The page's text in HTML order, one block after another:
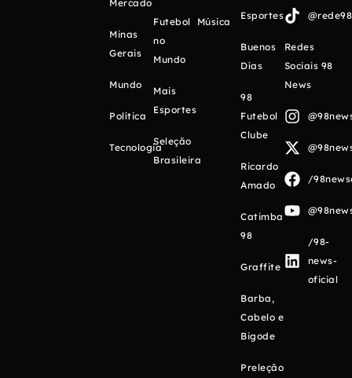
Mercado
Minas
Gerais
Mundo
Política
Tecnologia
Futebol
no
Mundo
Mais
Esportes
Seleção
Brasileira
Música
Esportes
Buenos
Días
98
Futebol
Clube
Ricardo
Amado
Catimba
98
Graffite
Barba,
Cabelo e
Bigode
Preleção
Redes
Sociais 98
News
/
/98-
news-
oficial